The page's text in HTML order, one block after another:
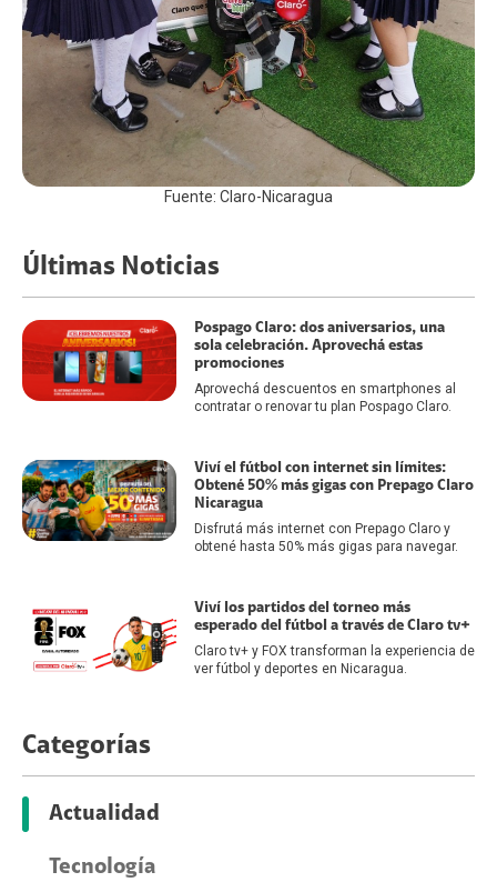
Fuente: Claro-Nicaragua
Últimas Noticias
Pospago Claro: dos aniversarios, una
sola celebración. Aprovechá estas
promociones
Aprovechá descuentos en smartphones al
contratar o renovar tu plan Pospago Claro.
Viví el fútbol con internet sin límites:
Obtené 50% más gigas con Prepago Claro
Nicaragua
Disfrutá más internet con Prepago Claro y
obtené hasta 50% más gigas para navegar.
Viví los partidos del torneo más
esperado del fútbol a través de Claro tv+
Claro tv+ y FOX transforman la experiencia de
ver fútbol y deportes en Nicaragua.
Categorías
Actualidad
Tecnología